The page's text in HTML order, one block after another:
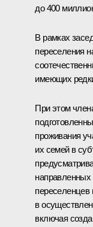
до 400
В рамках
переселения
имеющих
При этом
проживания
их семей в
направленных
переселенцев
в
включая